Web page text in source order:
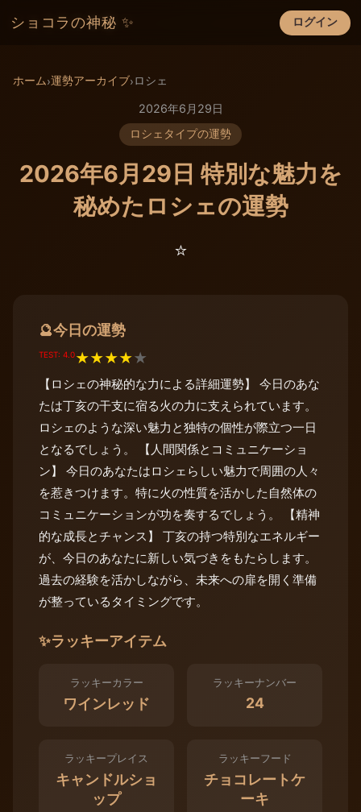
ショコラの神秘 ✨ ログイン
×
ホーム›運勢アーカイブ›ロシェ
2026年6月29日
ロシェタイプの運勢
2026年6月29日 特別な魅力を
秘めたロシェの運勢
⭐️
🔮今日の運勢
TEST: 4.0★★★★★
【ロシェの神秘的な力による詳細運勢】 今日のあな
たは丁亥の干支に宿る火の力に支えられています。
ロシェのような深い魅力と独特の個性が際立つ一日
となるでしょう。 【人間関係とコミュニケーショ
ン】 今日のあなたはロシェらしい魅力で周囲の人々
を惹きつけます。特に火の性質を活かした自然体の
コミュニケーションが功を奏するでしょう。 【精神
的な成長とチャンス】 丁亥の持つ特別なエネルギー
が、今日のあなたに新しい気づきをもたらします。
過去の経験を活かしながら、未来への扉を開く準備
が整っているタイミングです。
✨ラッキーアイテム
ラッキーカラー
ワインレッド
ラッキーナンバー
24
ラッキープレイス
キャンドルショ
ップ
ラッキーフード
チョコレートケ
ーキ